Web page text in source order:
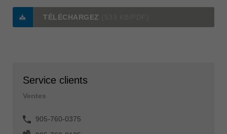
TÉLÉCHARGEZ
Service clients
Ventes
905-760-0375